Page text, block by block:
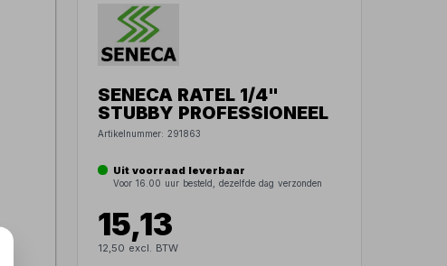
SENECA RATEL 1/4"
STUBBY PROFESSIONEEL
Artikelnummer:291863
Uit voorraad leverbaar
Voor 16.00 uur besteld, dezelfde dag verzonden
15,13
12,50 excl. BTW